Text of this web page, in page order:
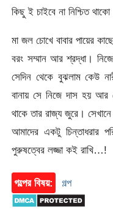
কিছু ই চাইবে না নিশ্চিত
মা জল চোখে বাবার পায়ের
বরং সম্মান আর শ্রদ্ধা।
সেদিন থেকে বুঝলাম কেউ
বানায় সে নিজে দাস হয় আর
থাকে তার রাজ্য জুরে।
আমাদের একটু চিন্তাধরার
পুরুষত্বের লজ্জা কই রাখি…!
গল্পের বিষয়: গল্প